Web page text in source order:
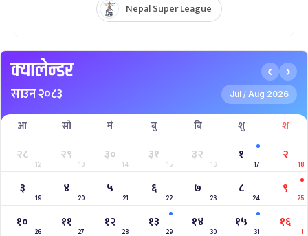
Nepal Super League
क्यालेन्डर
साउन २०८३ Jul / Aug 2026
आ सो मं बु बि शु श
२८
12
२९
13
३०
14
३१
15
३२
16
१
17
२
18
३
19
४
20
५
21
६
22
७
23
८
24
९
25
१०
26
११
27
१२
28
१३
29
१४
30
१५
31
१६
1